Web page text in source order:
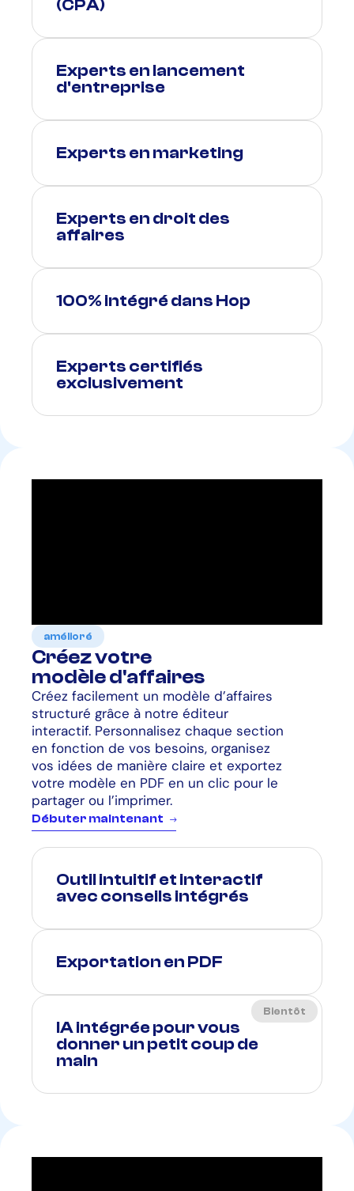
(CPA)
Experts en lancement
d'entreprise
Experts en marketing
Experts en droit des
affaires
100% intégré dans Hop
Experts certifiés
exclusivement
amélioré
Créez votre
modèle d'affaires
Créez facilement un modèle d’affaires
structuré grâce à notre éditeur
interactif. Personnalisez chaque section
en fonction de vos besoins, organisez
vos idées de manière claire et exportez
votre modèle en PDF en un clic pour le
partager ou l’imprimer.
Débuter maintenant
Outil intuitif et interactif
avec conseils intégrés
Exportation en PDF
IA intégrée pour vous
donner un petit coup de
main
Bientôt